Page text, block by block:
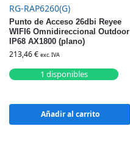
RG-RAP6260(G)
Punto de Acceso 26dbi Reyee
WIFI6 Omnidireccional Outdoor
IP68 AX1800 (plano)
213,46€ exc. IVA
Añadir al carrito
1 disponibles